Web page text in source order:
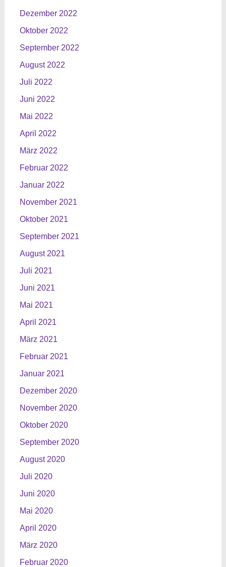
Dezember 2022
Oktober 2022
September 2022
August 2022
Juli 2022
Juni 2022
Mai 2022
April 2022
März 2022
Februar 2022
Januar 2022
November 2021
Oktober 2021
September 2021
August 2021
Juli 2021
Juni 2021
Mai 2021
April 2021
März 2021
Februar 2021
Januar 2021
Dezember 2020
November 2020
Oktober 2020
September 2020
August 2020
Juli 2020
Juni 2020
Mai 2020
April 2020
März 2020
Februar 2020